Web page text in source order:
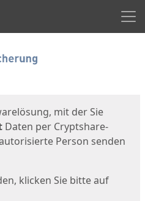
mit der Sie
Daten per Cryptshare-
Person senden
klicken Sie bitte auf